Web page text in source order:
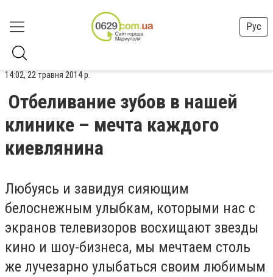
Рус
14:02, 22 травня 2014 р.
Отбеливание зубов в нашей
клинике – мечта каждого
киевлянина
Любуясь и завидуя сияющим
белоснежным улыбкам, которыми нас с
экранов телевизоров восхищают звезды
кино и шоу-бизнеса, мы мечтаем столь
же лучезарно улыбаться своим любимым